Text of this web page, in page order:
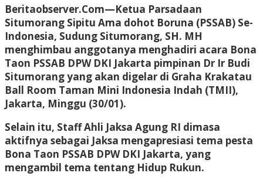
Beritaobserver.Com—Ketua Parsadaan
Situmorang Sipitu Ama dohot Boruna (PSSAB) Se-
Indonesia, Sudung Situmorang, SH. MH
menghimbau anggotanya menghadiri acara Bona
Taon PSSAB DPW DKI Jakarta pimpinan Dr Ir Budi
Situmorang yang akan digelar di Graha Krakatau
Ball Room Taman Mini Indonesia Indah (TMII),
Jakarta, Minggu (30/01).
Selain itu, Staff Ahli Jaksa Agung RI dimasa
aktifnya sebagai Jaksa mengapresiasi tema pesta
Bona Taon PSSAB DPW DKI Jakarta, yang
mengambil tema tentang Hidup Rukun.